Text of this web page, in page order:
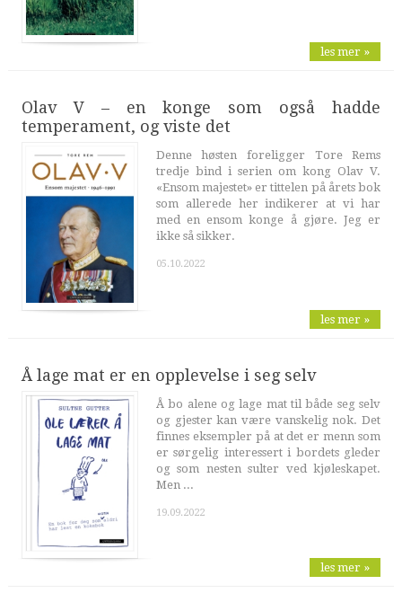
les mer »
Olav V – en konge som også hadde
temperament, og viste det
Denne høsten foreligger Tore Rems
tredje bind i serien om kong Olav V.
«Ensom majestet» er tittelen på årets bok
som allerede her indikerer at vi har
med en ensom konge å gjøre. Jeg er
ikke så sikker.
05.10.2022
les mer »
Å lage mat er en opplevelse i seg selv
Å bo alene og lage mat til både seg selv
og gjester kan være vanskelig nok. Det
finnes eksempler på at det er menn som
er sørgelig interessert i bordets gleder
og som nesten sulter ved kjøleskapet.
Men ...
19.09.2022
les mer »